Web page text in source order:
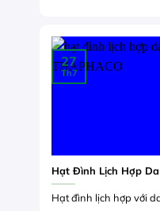
Hạt Đình Lịch Hợp
Hạt đình lịch hợp với
27
Th7